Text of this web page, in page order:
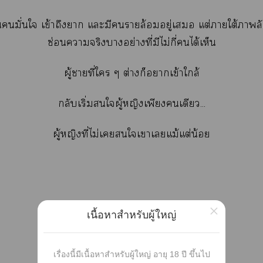
มั่นใจ เข้าถึงา แะมีรายล้อมอยู่เ แต่าใต้า
ซ่อนาจริงาอย่างที่มีไม่กี่ได้เห็น
ผู้าที่ใ ๆ ต่างก็าเข้าใกล้
กลับเริ่มใผู้หญิงเพียงเดียว...
ผู้หญิงที่ไม่เใเาเแม้แต่น้อย
เนื้อหาสำหรับผู้ใหญ่
เรื่องนี้มีเนื้อหาสำหรับผู้ใหญ่ อายุ 18 ปี ขึ้นไป
×